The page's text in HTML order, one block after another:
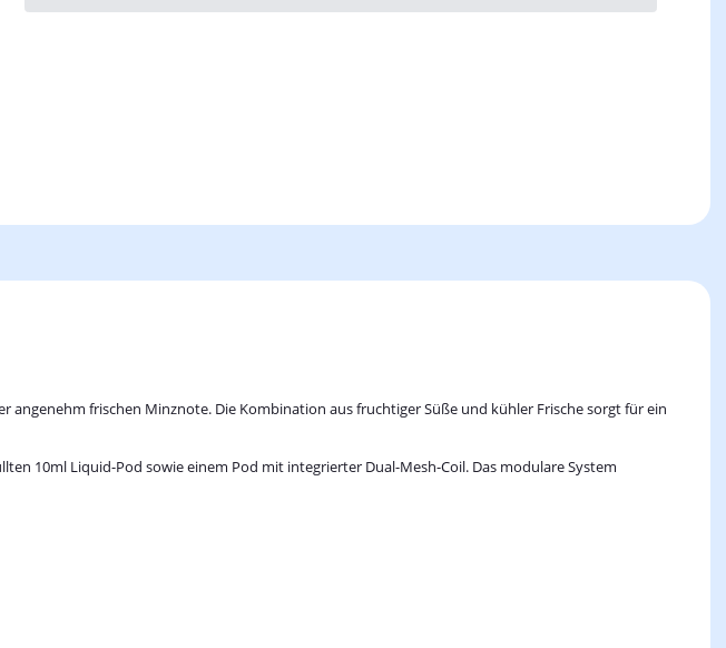
angenehm frischen Minznote. Die Kombination aus fruchtiger Süße und kühler Frische sorgt für ein
10ml Liquid-Pod sowie einem Pod mit integrierter Dual-Mesh-Coil. Das modulare System